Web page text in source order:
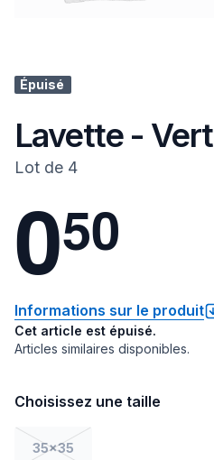
Épuisé
Lavette - Vert
Lot de 4
050
Informations sur le produit
Cet article est épuisé.
Articles similaires disponibles.
Choisissez une taille
35x35